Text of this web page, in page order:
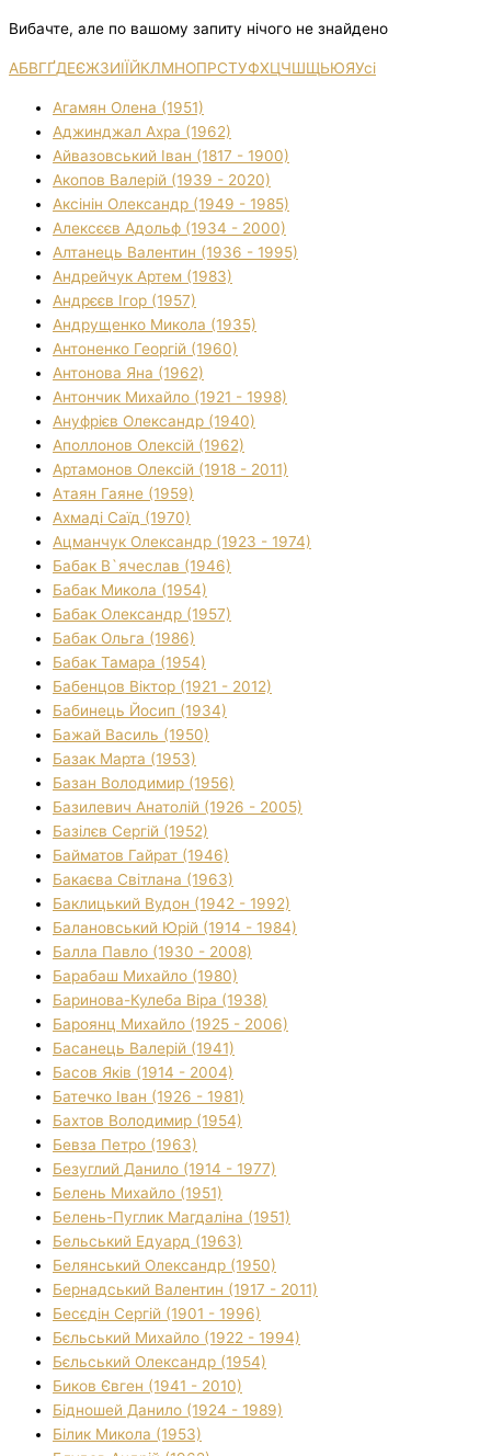
Вибачте, але по вашому запиту нічого не знайдено
АБВГҐДЕЄЖЗИІЇЙКЛМНОПРСТУФХЦЧШЩЬЮЯУсі
Агамян Олена (1951)
Аджинджал Ахра (1962)
Айвазовський Іван (1817 - 1900)
Акопов Валерій (1939 - 2020)
Аксінін Олександр (1949 - 1985)
Алексєєв Адольф (1934 - 2000)
Алтанець Валентин (1936 - 1995)
Андрейчук Артем (1983)
Андрєєв Ігор (1957)
Андрущенко Микола (1935)
Антоненко Георгій (1960)
Антонова Яна (1962)
Антончик Михайло (1921 - 1998)
Ануфрієв Олександр (1940)
Аполлонов Олексій (1962)
Артамонов Олексій (1918 - 2011)
Атаян Гаяне (1959)
Ахмаді Саїд (1970)
Ацманчук Олександр (1923 - 1974)
Бабак В`ячеслав (1946)
Бабак Микола (1954)
Бабак Олександр (1957)
Бабак Ольга (1986)
Бабак Тамара (1954)
Бабенцов Віктор (1921 - 2012)
Бабинець Йосип (1934)
Бажай Василь (1950)
Базак Марта (1953)
Базан Володимир (1956)
Базилевич Анатолій (1926 - 2005)
Базілєв Сергій (1952)
Байматов Гайрат (1946)
Бакаєва Світлана (1963)
Баклицький Вудон (1942 - 1992)
Балановський Юрій (1914 - 1984)
Балла Павло (1930 - 2008)
Барабаш Михайло (1980)
Баринова-Кулеба Віра (1938)
Бароянц Михайло (1925 - 2006)
Басанець Валерій (1941)
Басов Яків (1914 - 2004)
Батечко Іван (1926 - 1981)
Бахтов Володимир (1954)
Бевза Петро (1963)
Безуглий Данило (1914 - 1977)
Белень Михайло (1951)
Белень-Пуглик Магдаліна (1951)
Бельський Едуард (1963)
Белянський Олександр (1950)
Бернадський Валентин (1917 - 2011)
Бесєдін Сергій (1901 - 1996)
Бєльський Михайло (1922 - 1994)
Бєльський Олександр (1954)
Биков Євген (1941 - 2010)
Бідношей Данило (1924 - 1989)
Білик Микола (1953)